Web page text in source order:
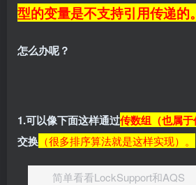
型的变量是不支持引用传递的。
怎么办呢？
1.可以像下面这样通过传数组（也属于
交换 （很多排序算法就是这样实现）。
简单看看LockSupport和AQS